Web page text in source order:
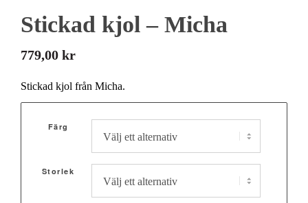
Stickad kjol – Micha
779,00 kr
Stickad kjol från Micha.
Färg
Storlek